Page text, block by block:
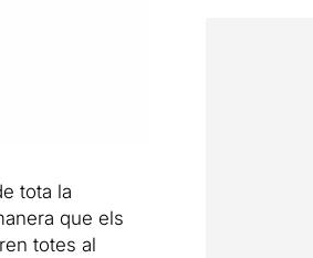
tota la
que els
totes al